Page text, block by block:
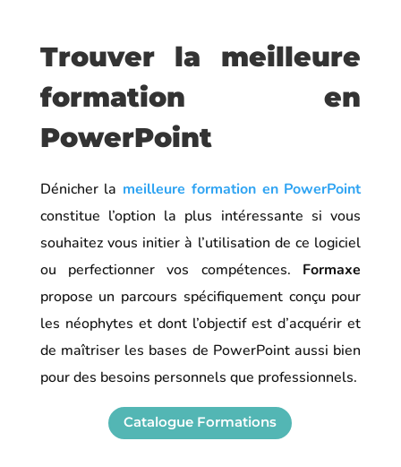
Trouver la meilleure
formation en
PowerPoint
Dénicher la meilleure formation en PowerPoint
constitue l’option la plus intéressante si vous
souhaitez vous initier à l’utilisation de ce logiciel
ou perfectionner vos compétences. Formaxe
propose un parcours spécifiquement conçu pour
les néophytes et dont l’objectif est d’acquérir et
de maîtriser les bases de PowerPoint aussi bien
pour des besoins personnels que professionnels.
Catalogue Formations